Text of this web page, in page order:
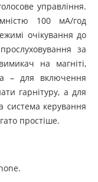
управління.
100 мА/год
очікування до
за
на магніті,
– для включення
гарнітуру, а для
система керування
простіше.